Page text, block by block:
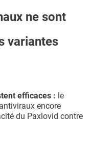
ne sont
variantes
efficaces : le
encore
du Paxlovid contre